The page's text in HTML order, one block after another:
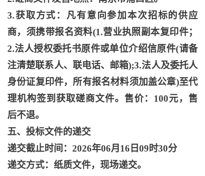
3.获取方式：凡有意向参加本次招标的供应
商，须携带报名资料(1.营业执照副本复印件；
2.法人授权委托书原件或单位介绍信原件(请备
注清楚联系人、联电话、邮箱);3.法人及委托人
身份证复印件，所有报名材料须加盖公章)至代
理机构签到获取磋商文件。售价：100元，售
后不退。
五、投标文件的递交
递交截止时间： 2026年06月16日09时30分
递交方式：纸质文件，现场递交。